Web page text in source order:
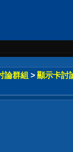
論群組 > 顯示卡討